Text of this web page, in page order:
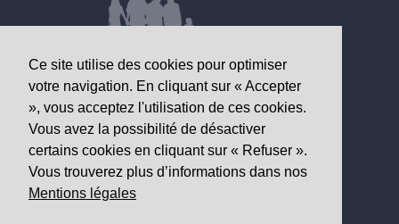
Ce site utilise des cookies pour optimiser
votre navigation. En cliquant sur « Accepter
», vous acceptez l'utilisation de ces cookies.
Vous avez la possibilité de désactiver
certains cookies en cliquant sur « Refuser ».
Vous trouverez plus d’informations dans nos
Mentions légales
DONNÉES D’INTÉRÊT SANITAIRE
Observatoire valaisan de la santé
Av. Grand-Champsec 64
1950 Sion
Tél+41 27 603 49 61